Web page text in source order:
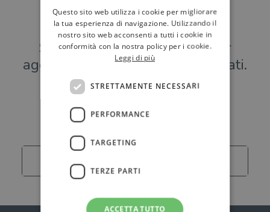
Hai una libreria?
Scrivici a
per
aggiungere o modificare i tuoi dati.
Librerie
Questo sito web utilizza i cookie per migliorare
la tua esperienza di navigazione. Utilizzando il
nostro sito web acconsenti a tutti i cookie in
conformità con la nostra policy per i cookie.
Leggi di più
STRETTAMENTE NECESSARI
PERFORMANCE
TARGETING
TERZE PARTI
ACCETTA TUTTO